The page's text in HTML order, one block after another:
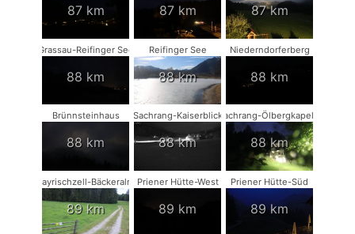
87 km 87 km 87 km
Grassau-Reifinger See
88 km
Reifinger See
88 km
Niederndorferberg
88 km
Brünnsteinhaus
88 km
Sachrang-Kaiserblick
88 km
Sachrang-Ölbergkapelle
88 km
Bayrischzell-Bäckeralm
89 km
Priener Hütte-West
89 km
Priener Hütte-Süd
89 km